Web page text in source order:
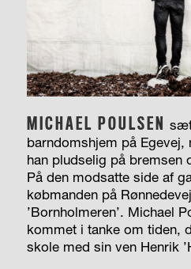
MICHAEL POULSEN
barndomshjem på
han pludselig på bremsen
På den modsatte side af
købmanden på
’Bornholmeren’. Michael
kommet i tanke om tiden,
skole med sin ven Henrik